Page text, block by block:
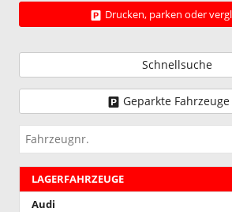
Drucken, parken oder
Schnellsuche
Geparkte Fahrzeuge
Fahrzeugnr.
LAGERFAHRZEUGE
Audi